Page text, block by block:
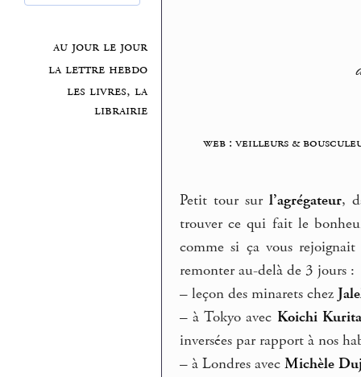
au jour le jour
la lettre hebdo
les livres, la
librairie
web : veilleurs &
Petit tour sur l’agrégateur,
trouver ce qui fait le
comme si ça vous
remonter au-delà de 3 jours :
– leçon des minarets chez
– à Tokyo avec Koichi Kurita
inversées par rapport à nos
– à Londres avecMichèle